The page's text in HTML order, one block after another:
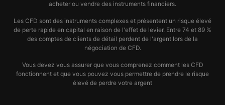
acheter ou vendre des instruments financiers.
Les CFD sont des instruments complexes et présentent un risque élevé
de perte rapide en capital en raison de l'effet de levier. Entre 74 et 89 %
des comptes de clients de détail perdent de l'argent lors de la
négociation de CFD.
Vous devez vous assurer que vous comprenez comment les CFD
fonctionnent et que vous pouvez vous permettre de prendre le risque
élevé de perdre votre argent